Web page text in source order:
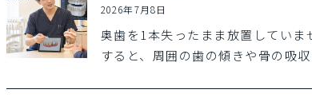
2026年7月8日
奥歯を1本失ったまま放置してい
すると、周囲の歯の傾きや骨の吸